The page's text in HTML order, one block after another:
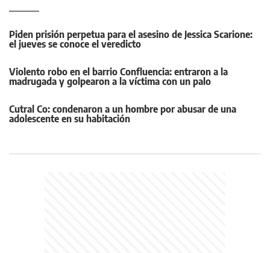
Piden prisión perpetua para el asesino de Jessica Scarione:
el jueves se conoce el veredicto
Violento robo en el barrio Confluencia: entraron a la
madrugada y golpearon a la víctima con un palo
Cutral Co: condenaron a un hombre por abusar de una
adolescente en su habitación